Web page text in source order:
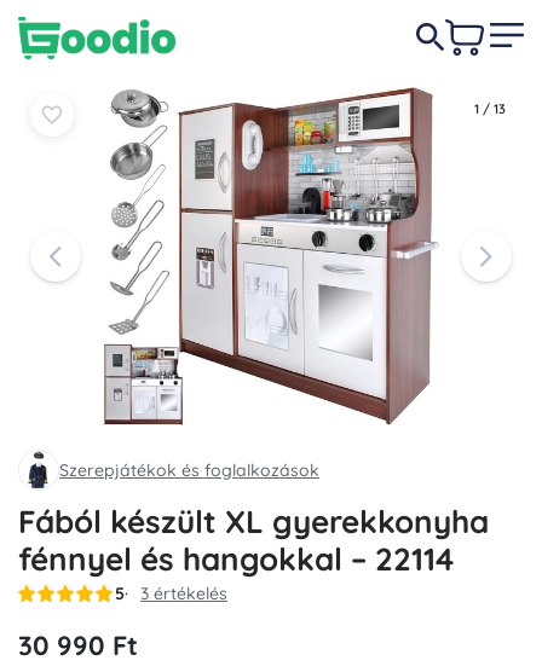
1 / 13
Szerepjátékok és foglalkozások
Fából készült XL gyerekkonyha
fénnyel és hangokkal – 22114
5 3 értékelés
30 990 Ft
30 990 Ft Kosárba